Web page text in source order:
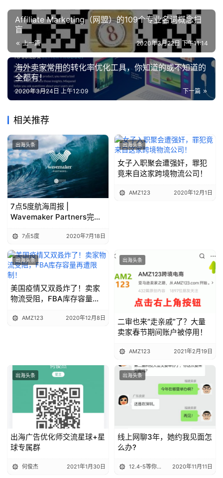
Affiliate Marketing（网盟）的109个专业名词概念扫
盲
上一篇 2020年3月22日 下午11:14
海外卖家常用的转化率优化工具，你知道的或不知道的
全都有！
下一篇
2020年3月24日 上午12:09
相关推荐
出海头条
7点5度航海周报 |
Wavemaker Partners完成
额达1.1亿美元；Grab菲律宾
负责人离职
7点5度 2020年7月18日
出海头条
女子入职聚会遭强奸，罪犯
竟来自这家跨境物流公司！
AMZ123 2020年12月1日
出海头条
美国疫情又双叒炸了！卖家
物流受阻，FBA库存容量再
AMZ123 2020年12月8日
出海头条
二审也来“走亲戚”了？大量
卖家春节期间账户被停用！
AMZ123 2021年2月19日
出海头条
出海广告优化师交流星球+星
球专属群
何俊杰 2021年1月30日
出海头条
线上网聊3年，她约我见面怎
么办?
12.4-5等你赴约 2020年11月11日